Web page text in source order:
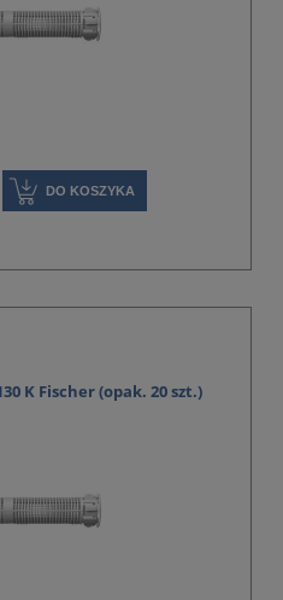
DO KOSZYKA
K Fischer (opak. 20 szt.)